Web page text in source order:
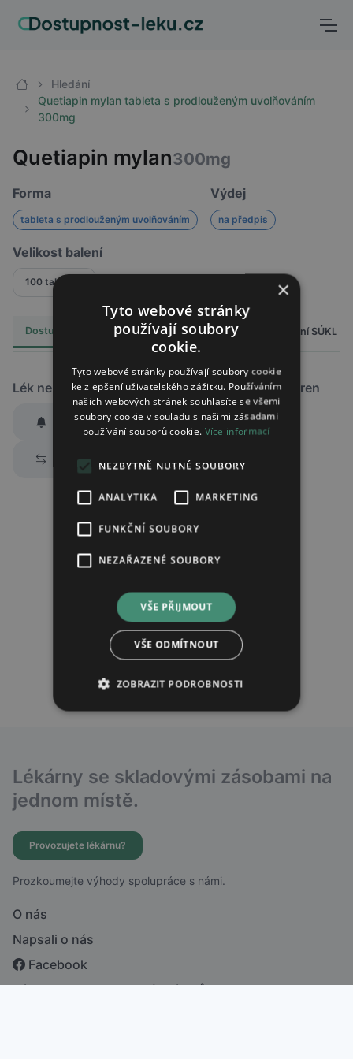
Hledání
Quetiapin mylan tableta s prodlouženým uvolňováním
300mg
Quetiapin mylan300mg
Forma
tableta s prodlouženým uvolňováním
Výdej
na předpis
Velikost balení
100 tablet
Dostupnost Cena Alternativy 1 Hlášení SÚKL
Lék není dostupný v žádné ze sledovaných lékáren
Hlídat dostupnost
Praha
Quetiapin mylan tableta s
prodlouženým uvolňováním 300mg
Chci dostávatslevové nabídky a novinky
Seznámil/a jsem se se zásadami zpracování osobních údajů
Prozkoumat alternativy
Lékárny se skladovými zásobami na
jednom místě.
Provozujete lékárnu?
Prozkoumejte výhody spolupráce s námi.
O nás
Napsali o nás
Facebook
Zásady ochrany osobních údajů
×
Tyto webové stránky
používají soubory
cookie.
Tyto webové stránky používají soubory cookie
ke zlepšení uživatelského zážitku. Používáním
našich webových stránek souhlasíte se všemi
soubory cookie v souladu s našimi zásadami
používání souborů cookie. Více informací
NEZBYTNĚ NUTNÉ SOUBORY
ANALYTIKA MARKETING
FUNKČNÍ SOUBORY
NEZAŘAZENÉ SOUBORY
VŠE PŘIJMOUT
VŠE ODMÍTNOUT
ZOBRAZIT PODROBNOSTI